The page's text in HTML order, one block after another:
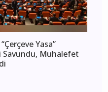
Yasa”
Savundu, Muhalefet